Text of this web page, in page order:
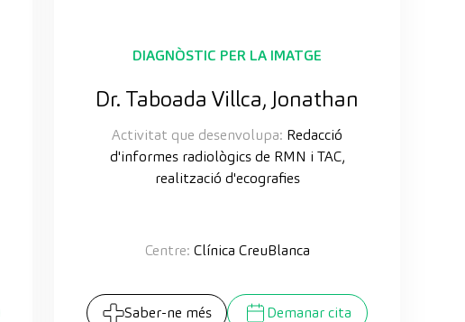
DIAGNÒSTIC PER LA IMATGE
Dr. Taboada Villca, Jonathan
Activitat que desenvolupa: Redacció
d'informes radiològics de RMN i TAC,
realització d'ecografies
Centre: Clínica CreuBlanca
Saber-ne més Demanar cita